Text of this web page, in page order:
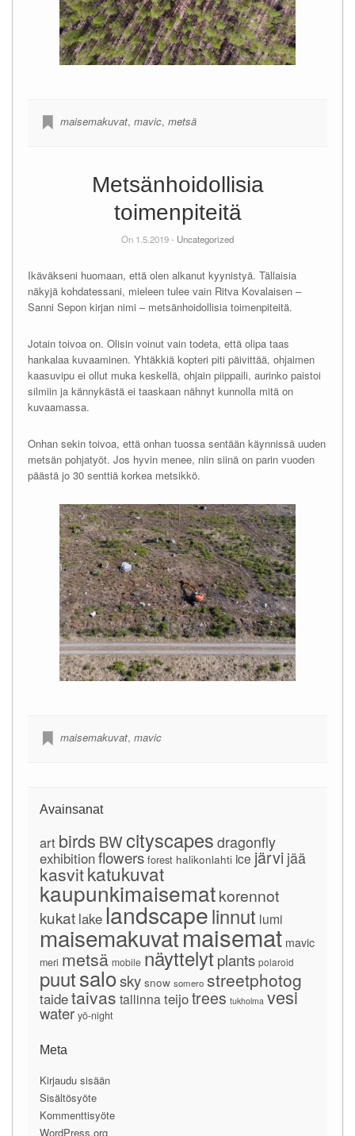
maisemakuvat, mavic, metsä
Metsänhoidollisia
toimenpiteitä
On 1.5.2019 - Uncategorized
Ikäväkseni huomaan, että olen alkanut kyynistyä. Tällaisia
näkyjä kohdatessani, mieleen tulee vain Ritva Kovalaisen –
Sanni Sepon kirjan nimi – metsänhoidollisia toimenpiteitä.
Jotain toivoa on. Olisin voinut vain todeta, että olipa taas
hankalaa kuvaaminen. Yhtäkkiä kopteri piti päivittää, ohjaimen
kaasuvipu ei ollut muka keskellä, ohjain piippaili, aurinko paistoi
silmiin ja kännykästä ei taaskaan nähnyt kunnolla mitä on
kuvaamassa.
Onhan sekin toivoa, että onhan tuossa sentään käynnissä uuden
metsän pohjatyöt. Jos hyvin menee, niin siinä on parin vuoden
päästä jo 30 senttiä korkea metsikkö.
maisemakuvat, mavic
Avainsanat
art birds BWcityscapes dragonfly
exhibitionflowers forest halikonlahti ice järvi jää
kasvitkatukuvat
kaupunkimaisematkorennot
kukat lake landscapelinnut lumi
maisemakuvatmaisemat mavic
meri metsä mobile näyttelyt plants polaroid
puutsalosky snow somero streetphotog
taidetaivas tallinna teijotrees tukholma vesi
water yö-night
Meta
Kirjaudu sisään
Sisältösyöte
Kommenttisyöte
WordPress.org